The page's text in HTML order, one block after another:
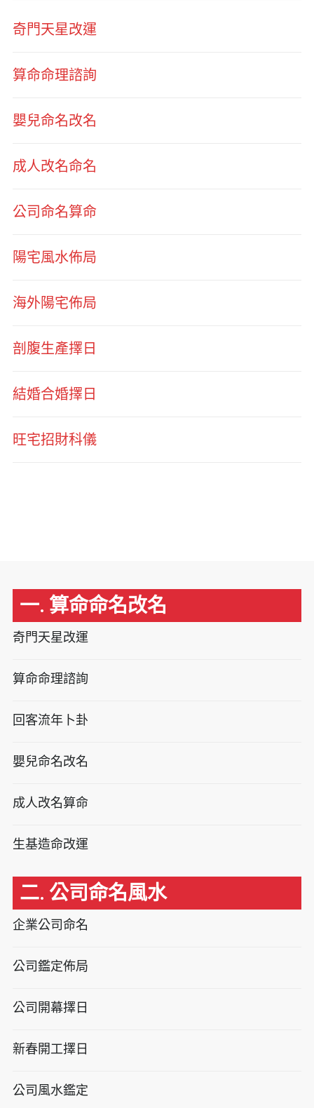
奇門天星改運
算命命理諮詢
嬰兒命名改名
成人改名命名
公司命名算命
陽宅風水佈局
海外陽宅佈局
剖腹生產擇日
結婚合婚擇日
旺宅招財科儀
一. 算命命名改名
奇門天星改運
算命命理諮詢
回客流年卜卦
嬰兒命名改名
成人改名算命
生基造命改運
二. 公司命名風水
企業公司命名
公司鑑定佈局
公司開幕擇日
新春開工擇日
公司風水鑑定